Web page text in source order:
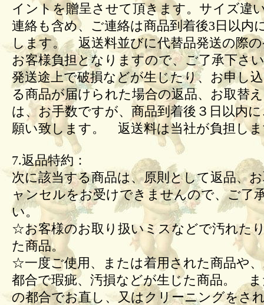
イントを贈呈させて頂きます。サイズ違
連絡も含め、ご連絡は商品到着後3日以内
します。 返送料並びに代替品発送の際の
お客様負担となりますので、ご了承下さ
発送途上で破損などが生じたり、お申し
る商品が届けられた場合の返品、お取替
は、お手数ですが、商品到着後３日以内
願い致します。 返送料は当社が負担し
7.返品特約：
次に該当する商品は、原則として返品、
ャンセルをお受けできませんので、ご了
い。
☆お客様のお取り扱いミスなどで汚れた
た商品。
☆一度ご使用、または着用された商品や
都合で瑕疵、汚損などが生じた商品。
の都合でお直し、又はクリーニングをさ